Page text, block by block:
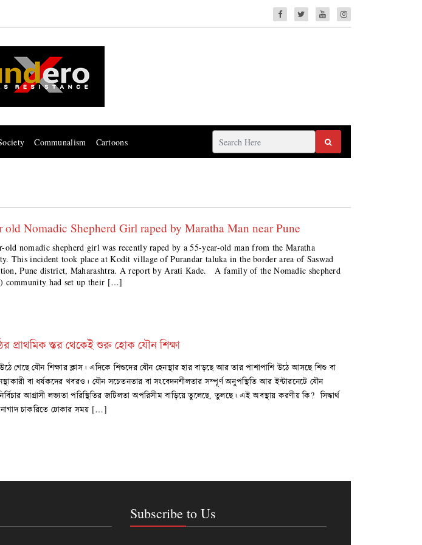
Communalism Cartoons
old Nomadic Shepherd Girl raped by Maratha Man near Pune
old nomadic shepherd girl was recently raped by a 55-year-old man from the Maratha
This incident took place at Kodit village of Purandar taluka in the border area of ​​Saswad
Pune district, Maharashtra. A report by Arati Kade. A family of the Nomadic shepherd
community had set up their […]
প্রাথমিক স্তর থেকেই শুরু হোক যৌন শিক্ষা
গেছে যৌন শিক্ষার ক্লাস। এদিকে শিশুদের যৌন হেনস্থার হার বাড়ছে আর তার পাশাপাশি উঠে আসছে শিশু বা
বা ধর্ষকদের খবরও। যৌন সচেতনতার বা সংবেদনশীলতার সম্পূর্ণ অনুপস্থিতি আর ইন্টারনেটে যৌন
আগ্রাসী লভ্যতা পরিস্থিতির জটিলতা অপরিসীম বাড়িয়ে তুলেছে, তুলছে। এই অবস্থায় করণীয় কি? সিদ্ধার্থ
চাকরিতে ঢোকার সময় […]
Subscribe to Us